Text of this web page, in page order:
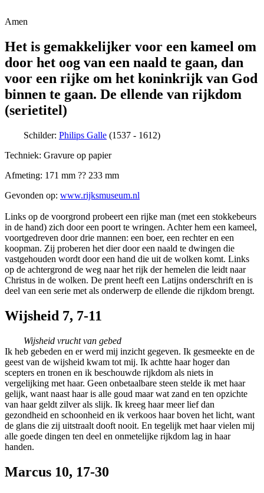
Amen
Het is gemakkelijker voor een kameel om
door het oog van een naald te gaan, dan
voor een rijke om het koninkrijk van God
binnen te gaan. De ellende van rijkdom
(serietitel)
Schilder: Philips Galle (1537 - 1612)
Techniek: Gravure op papier
Afmeting: 171 mm ?? 233 mm
Gevonden op: www.rijksmuseum.nl
Links op de voorgrond probeert een rijke man (met een stokkebeurs
in de hand) zich door een poort te wringen. Achter hem een kameel,
voortgedreven door drie mannen: een boer, een rechter en een
koopman. Zij proberen het dier door een naald te dwingen die
vastgehouden wordt door een hand die uit de wolken komt. Links
op de achtergrond de weg naar het rijk der hemelen die leidt naar
Christus in de wolken. De prent heeft een Latijns onderschrift en is
deel van een serie met als onderwerp de ellende die rijkdom brengt.
Wijsheid 7, 7-11
Wijsheid vrucht van gebed
Ik heb gebeden en er werd mij inzicht gegeven. Ik gesmeekte en de
geest van de wijsheid kwam tot mij. Ik achtte haar hoger dan
scepters en tronen en ik beschouwde rijkdom als niets in
vergelijking met haar. Geen onbetaalbare steen stelde ik met haar
gelijk, want naast haar is alle goud maar wat zand en ten opzichte
van haar geldt zilver als slijk. Ik kreeg haar meer lief dan
gezondheid en schoonheid en ik verkoos haar boven het licht, want
de glans die zij uitstraalt dooft nooit. En tegelijk met haar vielen mij
alle goede dingen ten deel en onmetelijke rijkdom lag in haar
handen.
Marcus 10, 17-30